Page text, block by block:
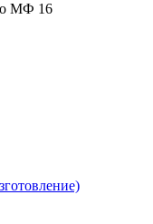
МФ 16